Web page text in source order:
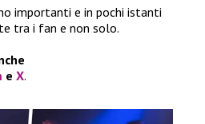
importanti e in pochi istanti
tra i fan e non solo.
e X.